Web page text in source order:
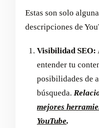
Estas son solo
descripciones de
Visibilidad SEO:
entender tu
posibilidades de
búsqueda.
mejores
YouTube.